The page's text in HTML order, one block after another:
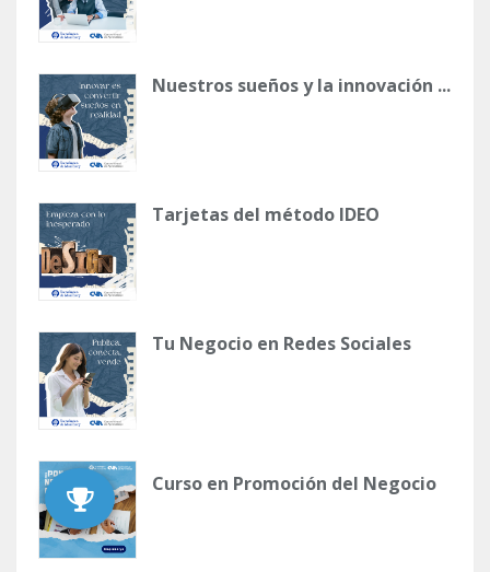
Nuestros sueños y la innovación ...
Tarjetas del método IDEO
Tu Negocio en Redes Sociales
Curso en Promoción del Negocio